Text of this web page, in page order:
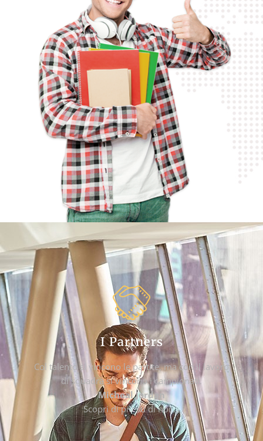
I Partners
Col talento si vincono le partite, ma con il lavoro
di squadra si vincono i campionati.
Micheal Jordan
Scopri di più su di noi …